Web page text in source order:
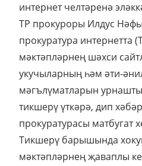
интернет челтәренә
ТР прокуроры Илдус
прокуратура интернетта
мәктәпләрнең шәхси
укучыларның һәм әти-
мәгълүматларын
тикшерү үткәрә, дип
прокуратурасы матбугат
Тикшерү барышында
мәктәпләрнең җаваплы